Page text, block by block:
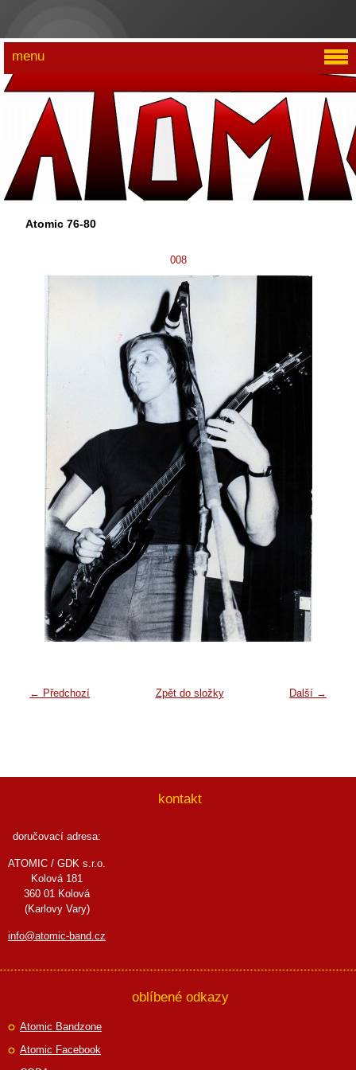
Atomic 76-80
008
← Předchozí Další →
Zpět do složky
menu
kontakt
doručovací adresa:
ATOMIC / GDK s.r.o.
Kolová 181
360 01 Kolová
(Karlovy Vary)
info@atomic-band.cz
oblíbené odkazy
Atomic Bandzone
Atomic Facebook